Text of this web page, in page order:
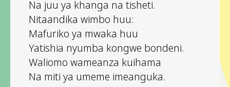
Na juu ya khanga na tisheti.
Nitaandika wimbo huu:
Mafuriko ya mwaka huu
Yatishia nyumba kongwe bondeni.
Waliomo wameanza kuihama
Na miti ya umeme imeanguka.